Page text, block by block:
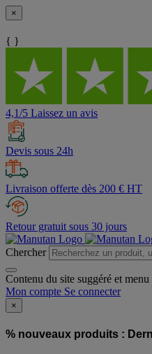
×
{ }
4,1/5 Laissez un avis
Devis sous 24h
Livraison offerte dès 200 € HT
Retour gratuit sous 30 jours
Chercher
Contenu du site suggéré et
Mon compte Se connecter
×
% nouveaux produits :